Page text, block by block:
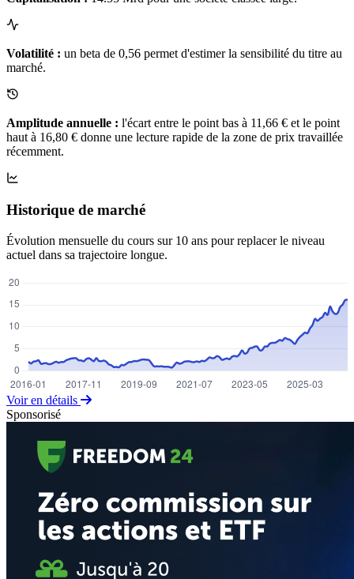
Volatilité : un beta de 0,56 permet d'estimer la sensibilité du titre au
marché.
Amplitude annuelle : l'écart entre le point bas à 11,66 € et le point
haut à 16,80 € donne une lecture rapide de la zone de prix travaillée
récemment.
Historique de marché
Évolution mensuelle du cours sur 10 ans pour replacer le niveau
actuel dans sa trajectoire longue.
Voir en détails
Sponsorisé